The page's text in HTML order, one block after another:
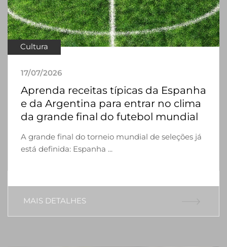
Cultura
17/07/2026
Aprenda receitas típicas da Espanha
e da Argentina para entrar no clima
da grande final do futebol mundial
A grande final do torneio mundial de seleções já
está definida: Espanha ...
MAIS DETALHES